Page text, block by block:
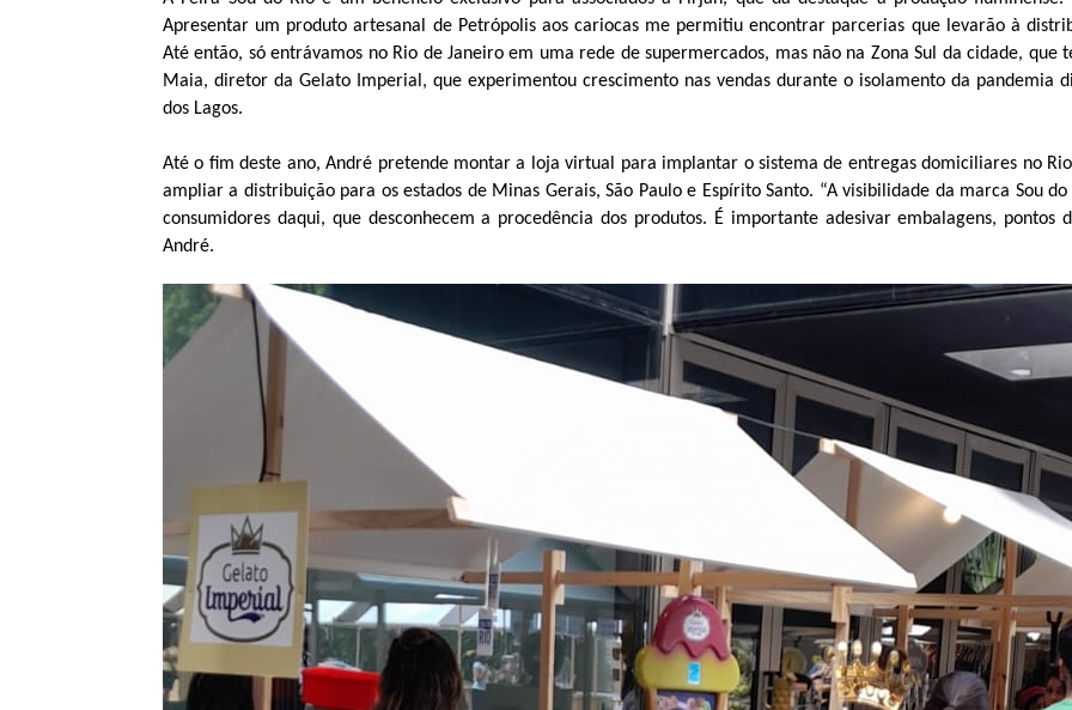
Apresentar um produto artesanal de Petrópolis aos cariocas me permitiu encontrar parcerias que levarão à
Até então, só entrávamos no Rio de Janeiro em uma rede de supermercados, mas não na Zona Sul da cidade, que
Maia, diretor da Gelato Imperial, que experimentou crescimento nas vendas durante o isolamento da pandemia
dos Lagos.
Até o fim deste ano, André pretende montar a loja virtual para implantar o sistema de entregas domiciliares no
ampliar a distribuição para os estados de Minas Gerais, São Paulo e Espírito Santo. “A visibilidade da marca Sou
consumidores daqui, que desconhecem a procedência dos produtos. É importante adesivar embalagens,
André.